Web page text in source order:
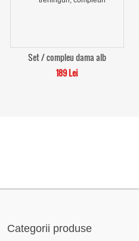
Set / compleu dama alb
189 Lei
Categorii produse